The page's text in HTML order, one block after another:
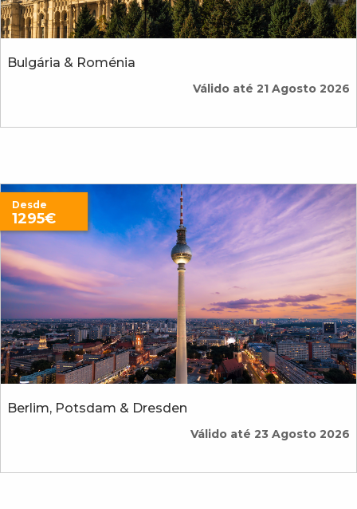
Bulgária & Roménia
Válido até 21 Agosto 2026
Berlim, Potsdam & Dresden
Desde
1295€
Válido até 23 Agosto 2026